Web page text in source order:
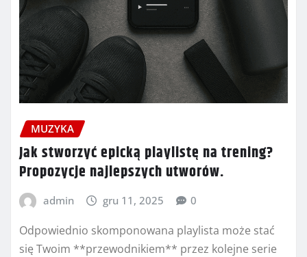
MUZYKA
Jak stworzyć epicką playlistę na trening?
Propozycje najlepszych utworów.
admin gru 11, 2025 0
Odpowiednio skomponowana playlista może stać
się Twoim **przewodnikiem** przez kolejne serie